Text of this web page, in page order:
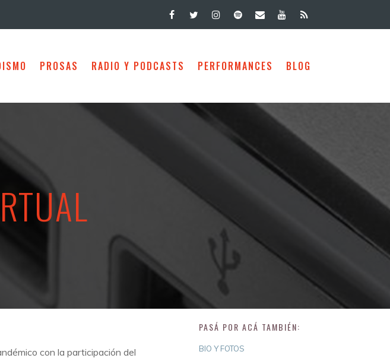
PROSAS RADIO Y PODCASTS PERFORMANCES BLOG
con la participación del
PASÁ POR ACÁ TAMBIÉN:
BIO Y FOTOS